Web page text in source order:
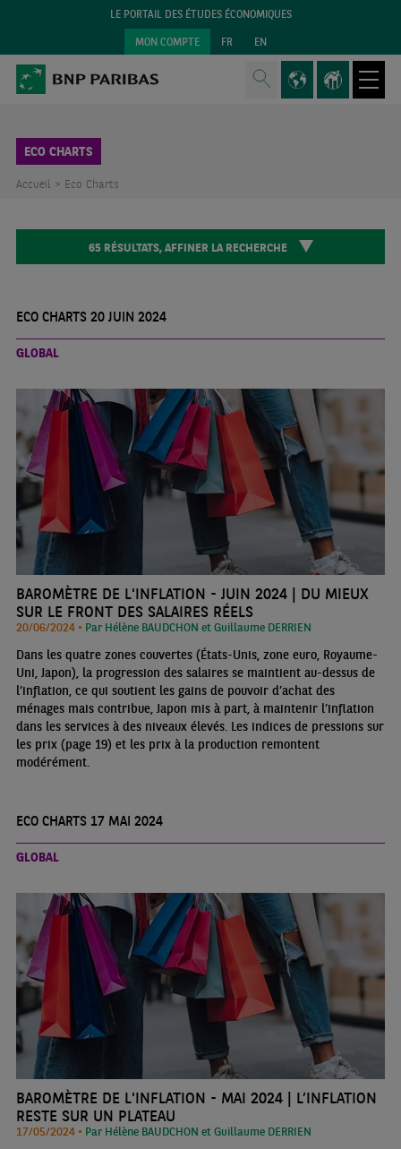
LE PORTAIL DES ÉTUDES ÉCONOMIQUES
MON COMPTE FR EN
ECO CHARTS
Accueil > Eco Charts
65 RÉSULTATS, AFFINER LA RECHERCHE
ECO CHARTS 20 JUIN 2024
GLOBAL
BAROMÈTRE DE L'INFLATION - JUIN 2024 | DU MIEUX
SUR LE FRONT DES SALAIRES RÉELS
20/06/2024 • Par Hélène BAUDCHON et Guillaume DERRIEN
Dans les quatre zones couvertes (États-Unis, zone euro, Royaume-
Uni, Japon), la progression des salaires se maintient au-dessus de
l’inflation, ce qui soutient les gains de pouvoir d’achat des
ménages mais contribue, Japon mis à part, à maintenir l’inflation
dans les services à des niveaux élevés. Les indices de pressions sur
les prix (page 19) et les prix à la production remontent
modérément.
ECO CHARTS 17 MAI 2024
GLOBAL
BAROMÈTRE DE L'INFLATION - MAI 2024 | L’INFLATION
RESTE SUR UN PLATEAU
17/05/2024 • Par Hélène BAUDCHON et Guillaume DERRIEN